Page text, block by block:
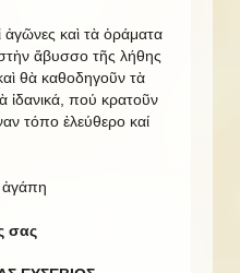
ἀγῶνες καὶ τὰ ὁράματα
ἄβυσσο τῆς λήθης
θὰ καθοδηγοῦν τὰ
ἰδανικά, πού κρατοῦν
τόπο ἐλεύθερο καί
σας